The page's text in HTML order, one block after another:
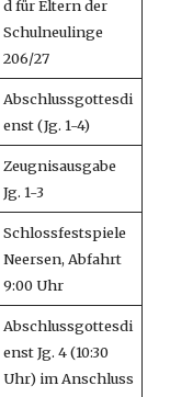
d für Eltern der
Schulneulinge
206/27
Abschlussgottesdi
enst (Jg. 1-4)
Zeugnisausgabe
Jg. 1-3
Schlossfestspiele
Neersen, Abfahrt
9:00 Uhr
Abschlussgottesdi
enst Jg. 4 (10:30
Uhr) im Anschluss